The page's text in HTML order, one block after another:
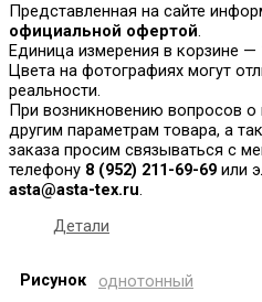
Представленная на сайте
официальной офертой.
Единица измерения в корзине —
Цвета на фотографиях могут
реальности.
При возникновению вопросов о
другим параметрам товара, а
заказа просим связываться с
телефону 8 (952) 211-69-69 или
asta@asta-tex.ru.
Детали
Рисунок однотонный